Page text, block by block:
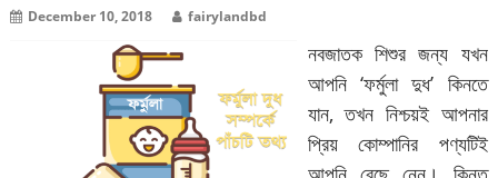
December 10, 2018 fairylandbd
নবজাতক শিশুর জন্য যখন
আপনি ‘ফর্মুলা দুধ’ কিনতে
যান, তখন নিশ্চয়ই আপনার
প্রিয় কোম্পানির পণ্যটিই